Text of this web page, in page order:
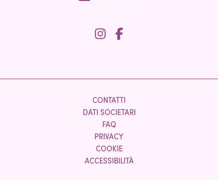
CONTATTI
DATI SOCIETARI
FAQ
PRIVACY
COOKIE
ACCESSIBILITÀ